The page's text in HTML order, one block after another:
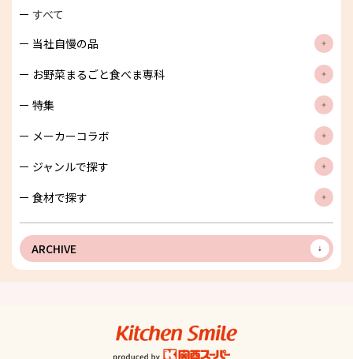
すべて
当社自慢の品
お野菜まるごと食べま専科
特集
メーカーコラボ
ジャンルで探す
食材で探す
ARCHIVE
キッチンスマイル